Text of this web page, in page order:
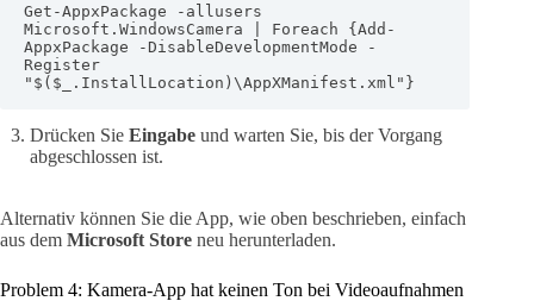
Get-AppxPackage -allusers
Microsoft.WindowsCamera | Foreach {Add-
AppxPackage -DisableDevelopmentMode -
Register
"$($_.InstallLocation)\AppXManifest.xml"}
Drücken Sie Eingabe und warten Sie, bis der Vorgang
abgeschlossen ist.
Alternativ können Sie die App, wie oben beschrieben, einfach
aus dem Microsoft Store neu herunterladen.
Problem 4: Kamera-App hat keinen Ton bei Videoaufnahmen